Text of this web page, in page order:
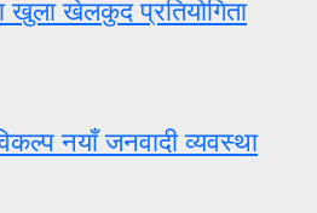
खुला खेलकुद प्रतियोगिता
नयाँ जनवादी व्यवस्था